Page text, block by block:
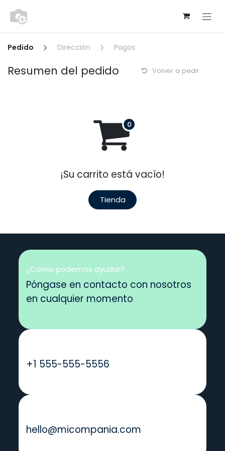
Pedido Dirección Pagos
Resumen del pedido Volver a pedir
¡Su carrito está vacío!
Tienda
¿Cómo podemos ayudar?
Póngase en contacto con nosotros
en cualquier momento
+1 555-555-5556
hello@micompania.com